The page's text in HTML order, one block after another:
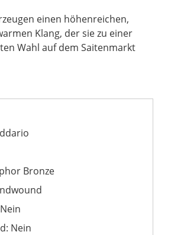
einen höhenreichen,
Klang, der sie zu einer
Wahl auf dem Saitenmarkt
Bronze
Nein